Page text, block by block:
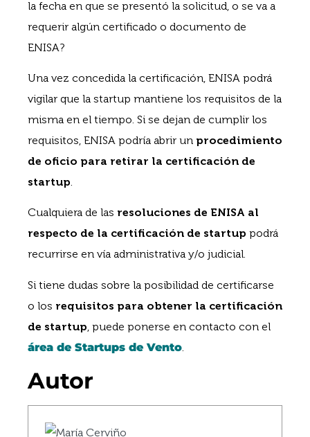
la fecha en que se presentó la solicitud, o se va a
requerir algún certificado o documento de
ENISA?
Una vez concedida la certificación, ENISA podrá
vigilar que la startup mantiene los requisitos de la
misma en el tiempo. Si se dejan de cumplir los
requisitos, ENISA podría abrir un procedimiento
de oficio para retirar la certificación de
startup.
Cualquiera de las resoluciones de ENISA al
respecto de la certificación de startup podrá
recurrirse en vía administrativa y/o judicial.
Si tiene dudas sobre la posibilidad de certificarse
o los requisitos para obtener la certificación
de startup, puede ponerse en contacto con el
área de Startups de Vento.
Autor